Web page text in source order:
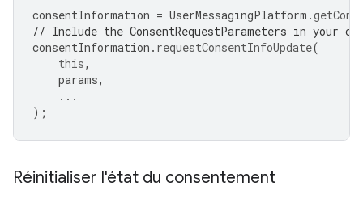
consentInformation = UserMessagingPlatform .
// Include the ConsentRequestParameters in your
consentInformation . requestConsentInfoUpdate(
this,
params,
...
);
Réinitialiser l'état du consentement